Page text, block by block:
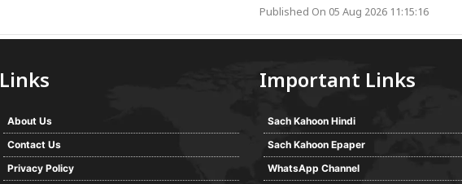
Published On 05 Aug 2026 11:15:16
Links
About Us
Contact Us
Privacy Policy
Important Links
Sach Kahoon Hindi
Sach Kahoon Epaper
WhatsApp Channel